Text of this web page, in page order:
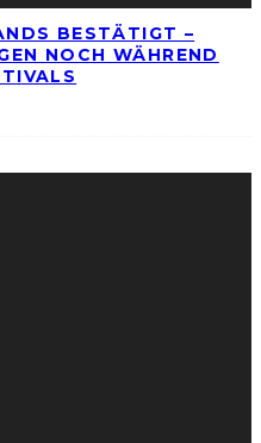
BESTÄTIGT –
NOCH WÄHREND